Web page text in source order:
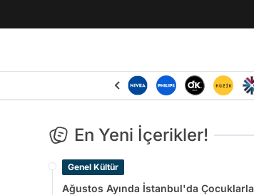
En Yeni İçerikler!
Genel Kültür
Ağustos Ayında İstanbul'da Çocuklarla